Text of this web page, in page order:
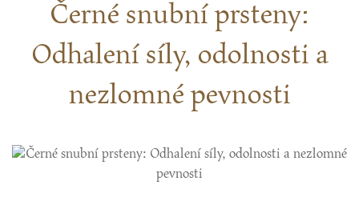
Černé snubní prsteny:
Odhalení síly, odolnosti a
nezlomné pevnosti